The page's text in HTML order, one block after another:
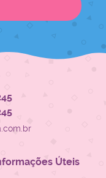
Úteis